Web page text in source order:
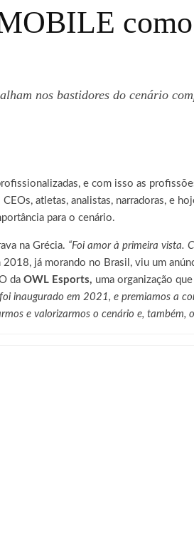
nos bastidores do cenário
e com isso as
atletas, analistas, narradoras, e
para o cenário.
na Grécia. “Foi amor à primeira vista.
2018, já morando no Brasil, viu um
da OWL Esports, uma organização
inaugurado em 2021, e premiamos a
e valorizarmos o cenário e, também,